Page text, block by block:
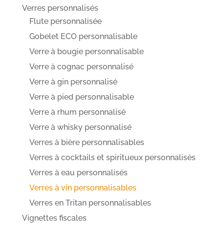
Verres personnalisés
Flute personnalisée
Gobelet ECO personnalisable
Verre à bougie personnalisable
Verre à cognac personnalisé
Verre à gin personnalisé
Verre à pied personnalisable
Verre à rhum personnalisé
Verre à whisky personnalisé
Verres à bière personnalisables
Verres à cocktails et spiritueux personnalisés
Verres à eau personnalisés
Verres à vin personnalisables
Verres en Tritan personnalisables
Vignettes fiscales